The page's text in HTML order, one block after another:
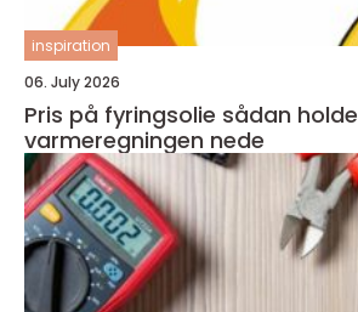
inspiration
06. July 2026
Pris på fyringsolie sådan holder du
varmeregningen nede